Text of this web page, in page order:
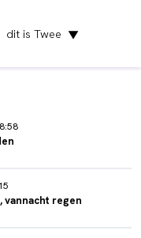
dit is Twee ▼
vannacht regen